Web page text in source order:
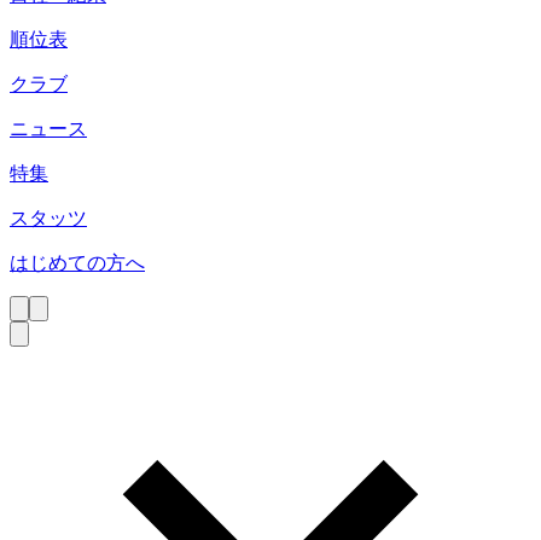
順位表
クラブ
ニュース
特集
スタッツ
はじめての方へ